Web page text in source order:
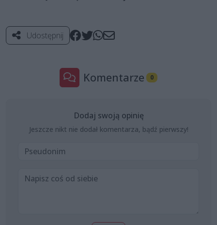
Udostępnij
Komentarze 0
Dodaj swoją opinię
Jeszcze nikt nie dodał komentarza, bądź pierwszy!